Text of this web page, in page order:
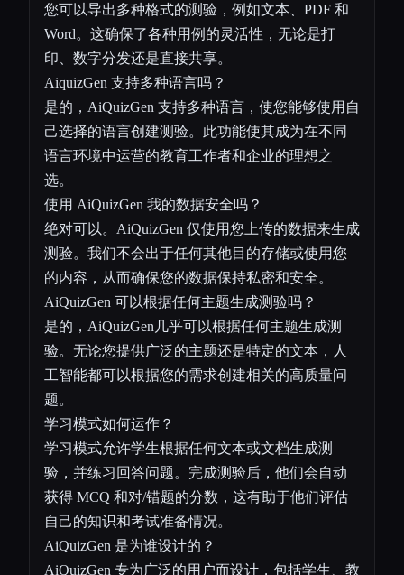
您可以导出多种格式的测验，例如文本、PDF 和
Word。这确保了各种用例的灵活性，无论是打
印、数字分发还是直接共享。
AiquizGen 支持多种语言吗？
是的，AiQuizGen 支持多种语言，使您能够使用自
己选择的语言创建测验。此功能使其成为在不同
语言环境中运营的教育工作者和企业的理想之
选。
使用 AiQuizGen 我的数据安全吗？
绝对可以。AiQuizGen 仅使用您上传的数据来生成
测验。我们不会出于任何其他目的存储或使用您
的内容，从而确保您的数据保持私密和安全。
AiQuizGen 可以根据任何主题生成测验吗？
是的，AiQuizGen几乎可以根据任何主题生成测
验。无论您提供广泛的主题还是特定的文本，人
工智能都可以根据您的需求创建相关的高质量问
题。
学习模式如何运作？
学习模式允许学生根据任何文本或文档生成测
验，并练习回答问题。完成测验后，他们会自动
获得 MCQ 和对/错题的分数，这有助于他们评估
自己的知识和考试准备情况。
AiQuizGen 是为谁设计的？
AiQuizGen 专为广泛的用户而设计，包括学生、教